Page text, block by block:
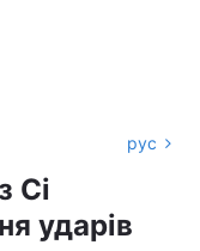
рус
Сі
ударів